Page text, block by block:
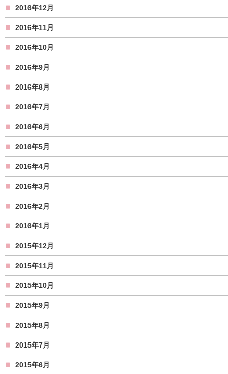
2016年12月
2016年11月
2016年10月
2016年9月
2016年8月
2016年7月
2016年6月
2016年5月
2016年4月
2016年3月
2016年2月
2016年1月
2015年12月
2015年11月
2015年10月
2015年9月
2015年8月
2015年7月
2015年6月